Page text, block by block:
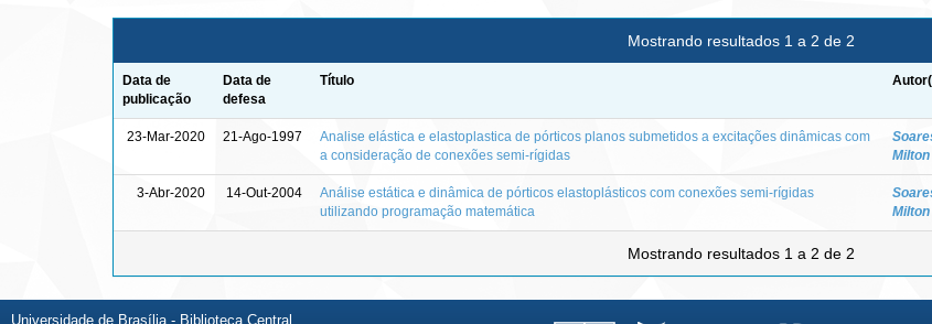
Mostrando resultados 1 a 2 de 2
Data de
publicação
Data de
defesa
Título
23-Mar-2020 21-Ago-1997
Analise elástica e elastoplastica de pórticos planos submetidos a excitações dinâmicas com
a consideração de conexões semi-rígidas
Milton
3-Abr-2020 14-Out-2004
Análise estática e dinâmica de pórticos elastoplásticos com conexões semi-rígidas
utilizando programação matemática
Milton
Mostrando resultados 1 a 2 de 2
Universidade de Brasília - Biblioteca Central